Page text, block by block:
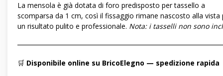
La mensola è già dotata di foro predisposto per tassello a
scomparsa da 1 cm, così il fissaggio rimane nascosto alla vista
un risultato pulito e professionale. Nota: i tasselli non sono
🛒 Disponibile online su BricoElegno — spedizione rapida